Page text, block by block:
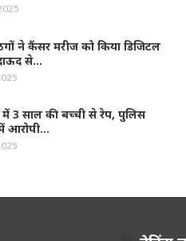
ने कैंसर मरीज को किया डिजिटल
से…
3 साल की बच्ची से रेप, पुलिस
आरोपी…